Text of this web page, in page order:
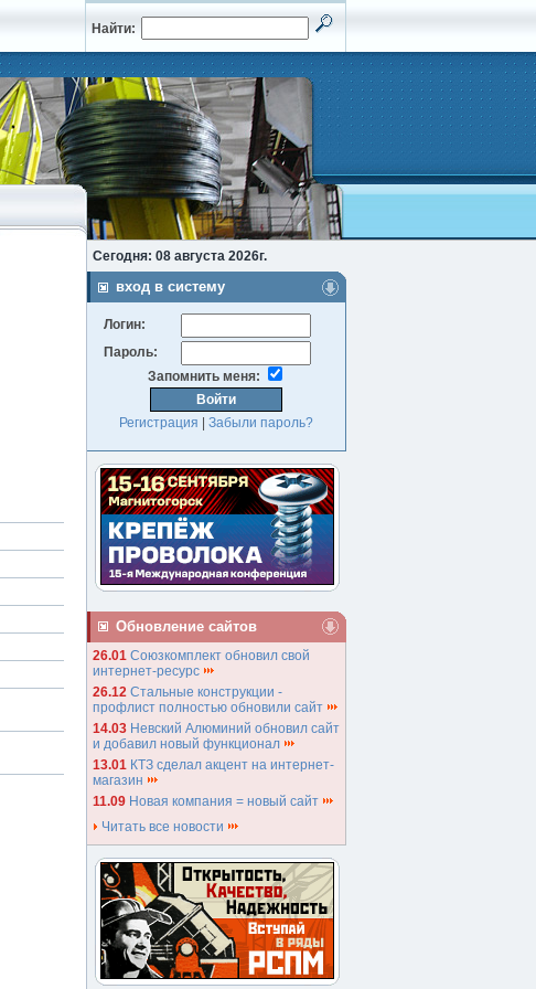
Найти:
Сегодня: 08 августа 2026г.
вход в систему
Логин:
Пароль:
Запомнить меня:
Регистрация Забыли пароль?
Обновление сайтов
26.01 Союзкомплект обновил свой
интернет-ресурс
26.12 Стальные конструкции -
профлист полностью обновили сайт
14.03 Невский Алюминий обновил сайт
и добавил новый функционал
13.01 КТЗ сделал акцент на интернет-
магазин
11.09 Новая компания = новый сайт
Читать все новости